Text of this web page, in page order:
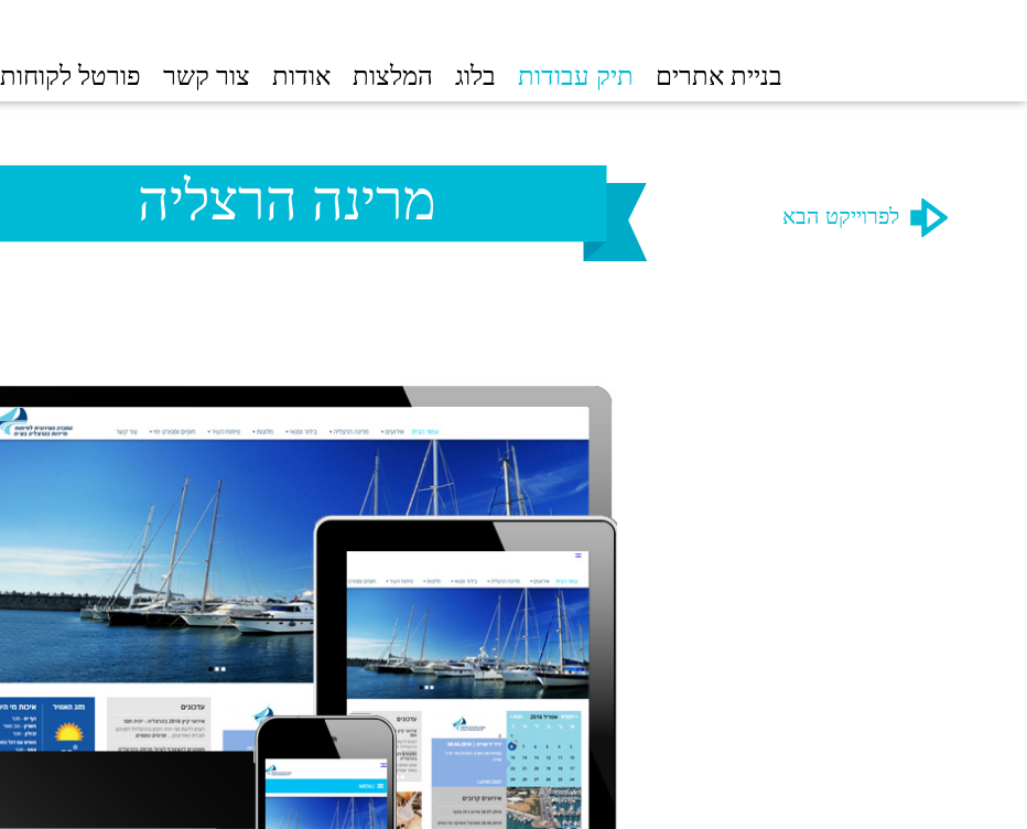
בניית אתרים תיק עבודות בלוג המלצות אודות צור קשר פורטל לקוחות
לפרוייקט הבא מרינה הרצליה